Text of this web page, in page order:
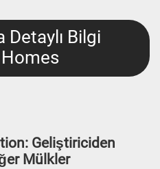
Detaylı Bilgi
Geliştiriciden
Mülkler